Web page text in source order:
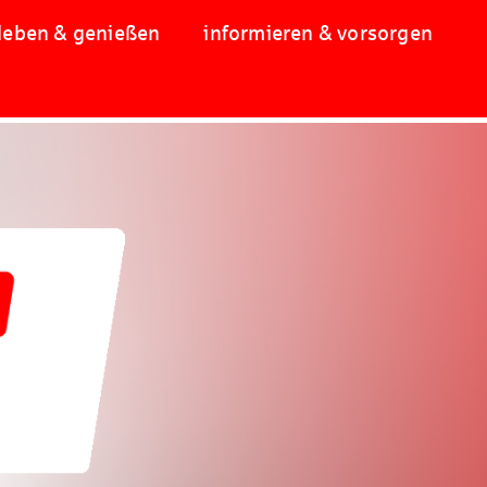
& genießen informieren & vorsorgen